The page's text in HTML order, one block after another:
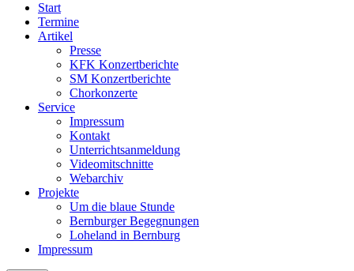
Start
Termine
Artikel
Presse
KFK Konzertberichte
SM Konzertberichte
Chorkonzerte
Service
Impressum
Kontakt
Unterrichtsanmeldung
Videomitschnitte
Webarchiv
Projekte
Um die blaue Stunde
Bernburger Begegnungen
Loheland in Bernburg
Impressum